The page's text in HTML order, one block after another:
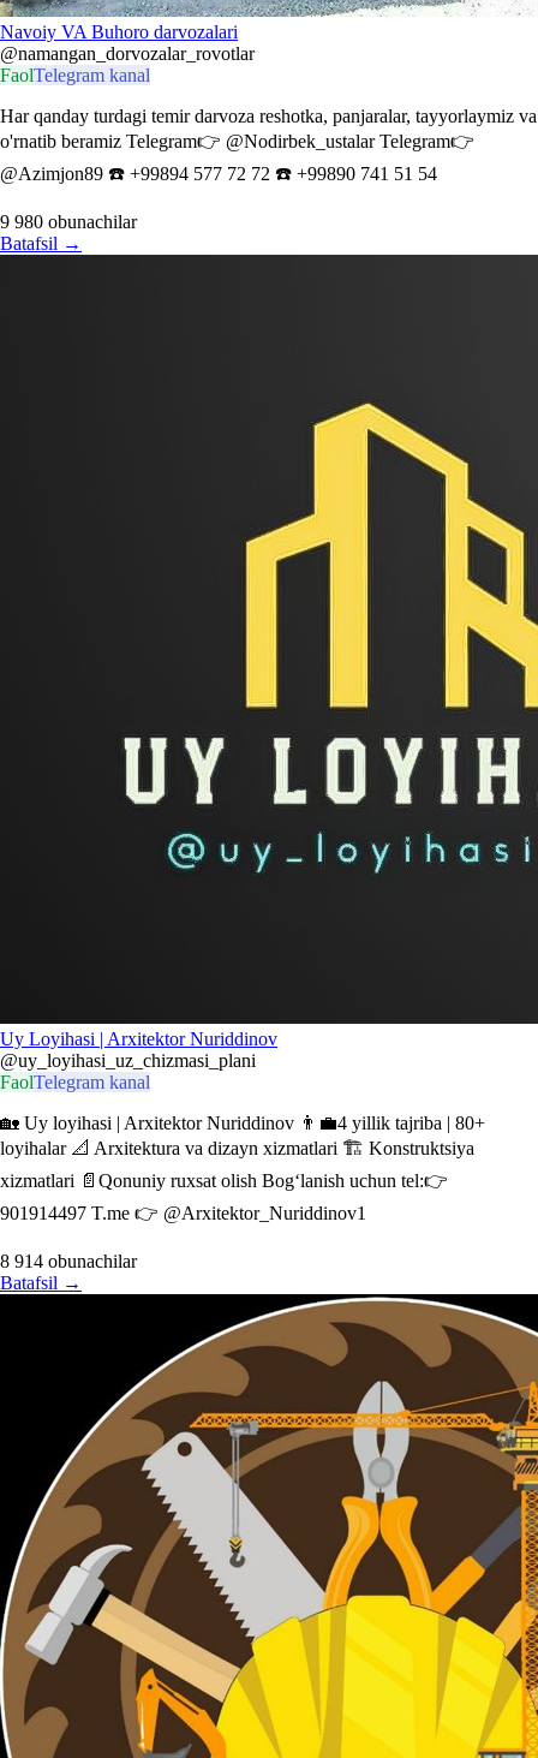
Navoiy VA Buhoro darvozalari
@namangan_dorvozalar_rovotlar
FaolTelegram kanal
Har qanday turdagi temir darvoza reshotka, panjaralar, tayyorlaymiz va
o'rnatib beramiz Telegram👉 @Nodirbek_ustalar Telegram👉
@Azimjon89 ☎️ +99894 577 72 72 ☎️ +99890 741 51 54
9 980 obunachilar
Batafsil →
Uy Loyihasi | Arxitektor Nuriddinov
@uy_loyihasi_uz_chizmasi_plani
FaolTelegram kanal
🏡 Uy loyihasi | Arxitektor Nuriddinov 👨‍💼4 yillik tajriba | 80+
loyihalar 📐 Arxitektura va dizayn xizmatlari 🏗 Konstruktsiya
xizmatlari 📄Qonuniy ruxsat olish Bog‘lanish uchun tel:👉
901914497 T.me 👉 @Arxitektor_Nuriddinov1
8 914 obunachilar
Batafsil →